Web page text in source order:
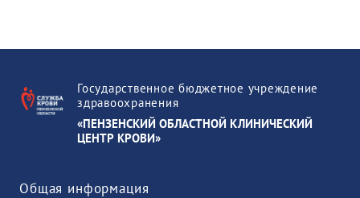
Государственное бюджетное учреждение
здравоохранения
«ПЕНЗЕНСКИЙ ОБЛАСТНОЙ КЛИНИЧЕСКИЙ
ЦЕНТР КРОВИ»
Общая информация